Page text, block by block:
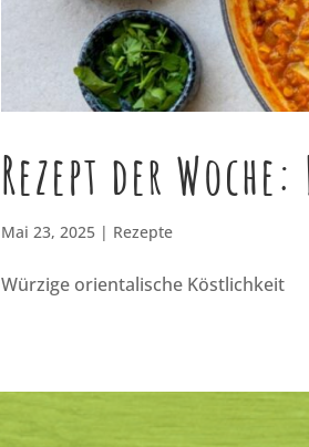
Rezept der
Mai 23, 2025| Rezepte
Würzige orientalische Köstlichkeit